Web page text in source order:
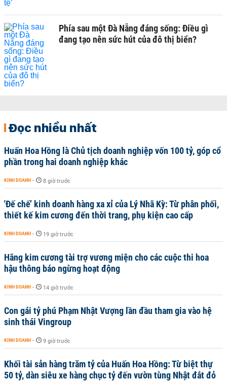
Phía sau một Đà Nẵng đáng sống: Điều gì
đang tạo nên sức hút của đô thị biển?
Đọc nhiều nhất
Huấn Hoa Hồng là Chủ tịch doanh nghiệp vốn 100 tỷ, góp cổ
phần trong hai doanh nghiệp khác
KINH DOANH - 8 giờ trước
'Đế chế’ kinh doanh hàng xa xỉ của Lý Nhã Kỳ: Từ phân phối,
thiết kế kim cương đến thời trang, phụ kiện cao cấp
KINH DOANH - 19 giờ trước
Hãng kim cương tài trợ vương miện cho các cuộc thi hoa
hậu thông báo ngừng hoạt động
KINH DOANH - 14 giờ trước
Con gái tỷ phú Phạm Nhật Vượng lần đầu tham gia vào hệ
sinh thái Vingroup
KINH DOANH - 9 giờ trước
Khối tài sản hàng trăm tỷ của Huấn Hoa Hồng: Từ biệt thự
50 tỷ, dàn siêu xe hàng chục tỷ đến vườn tùng Nhật đắt đỏ